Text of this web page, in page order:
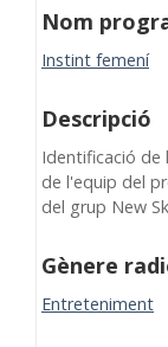
Nom
Instint femení
Descripció
Identificació de
de l'equip del
del grup New
Gènere
Entreteniment